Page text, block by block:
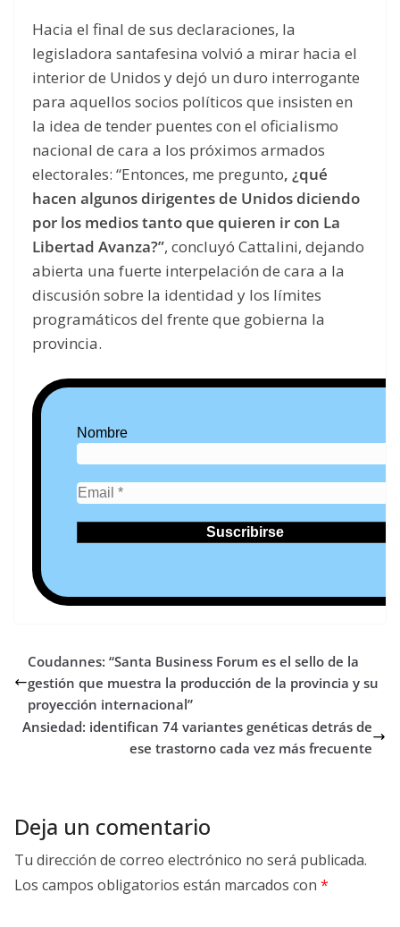
Hacia el final de sus declaraciones, la
legisladora santafesina volvió a mirar hacia el
interior de Unidos y dejó un duro interrogante
para aquellos socios políticos que insisten en
la idea de tender puentes con el oficialismo
nacional de cara a los próximos armados
electorales: “Entonces, me pregunto, ¿qué
hacen algunos dirigentes de Unidos diciendo
por los medios tanto que quieren ir con La
Libertad Avanza?”, concluyó Cattalini, dejando
abierta una fuerte interpelación de cara a la
discusión sobre la identidad y los límites
programáticos del frente que gobierna la
provincia.
Nombre
Coudannes: “Santa Business Forum es el sello de la
gestión que muestra la producción de la provincia y su
proyección internacional”
Ansiedad: identifican 74 variantes genéticas detrás de
ese trastorno cada vez más frecuente
Deja un comentario
Tu dirección de correo electrónico no será publicada.
Los campos obligatorios están marcados con *